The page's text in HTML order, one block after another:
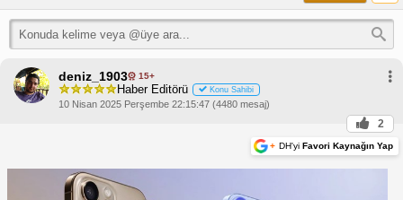
deniz_1903 15+
Haber Editörü Konu Sahibi
10 Nisan 2025 Perşembe 22:15:47 (4480 mesaj)
2
+ DH'yi Favori Kaynağın Yap